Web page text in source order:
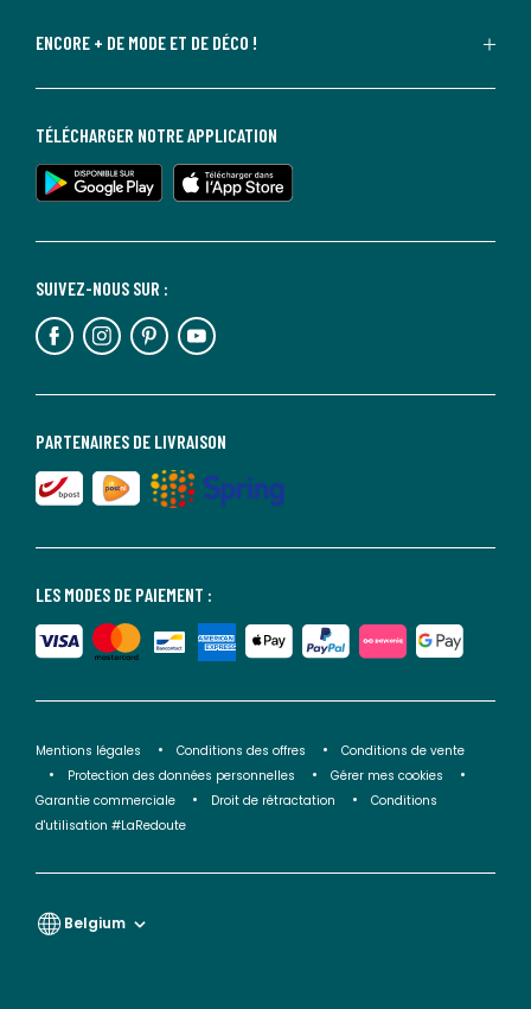
ENCORE + DE MODE ET DE DÉCO !
LES MODES DE PAIEMENT :
PARTENAIRES DE LIVRAISON
SUIVEZ-NOUS SUR :
TÉLÉCHARGER NOTRE APPLICATION
Mentions légales Conditions des offres
Conditions de vente
Protection des données personnelles
Gérer mes cookies
Garantie commerciale
Droit de rétractation
Conditions
d'utilisation #LaRedoute
Belgium